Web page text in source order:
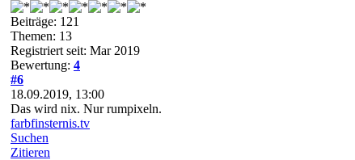
Beiträge: 121
Themen: 13
Registriert seit: Mar 2019
Bewertung: 4
#6
18.09.2019, 13:00
Das wird nix. Nur rumpixeln.
farbfinsternis.tv
Suchen
Zitieren